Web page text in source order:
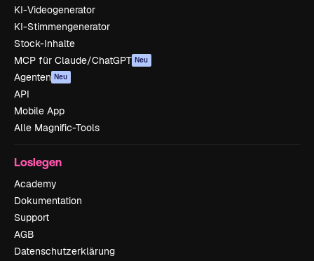
KI-Videogenerator
KI-Stimmengenerator
Stock-Inhalte
MCP für Claude/ChatGPT Neu
Agenten Neu
API
Mobile App
Alle Magnific-Tools
Loslegen
Academy
Dokumentation
Support
AGB
Datenschutzerklärung